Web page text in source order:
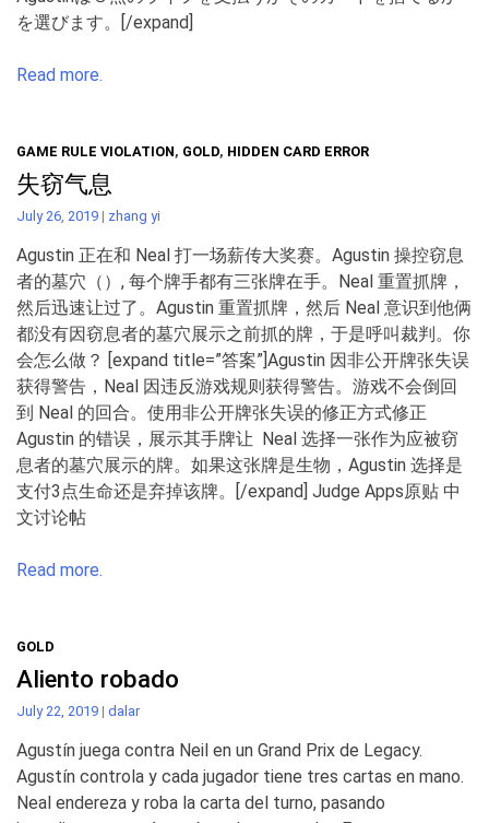
を選びます。[/expand]
Read more.
GAME RULE VIOLATION, GOLD, HIDDEN CARD ERROR
失窃气息
July 26, 2019 | zhang yi
Agustin 正在和 Neal 打一场薪传大奖赛。Agustin 操控窃息
者的墓穴（）, 每个牌手都有三张牌在手。Neal 重置抓牌，
然后迅速让过了。Agustin 重置抓牌，然后 Neal 意识到他俩
都没有因窃息者的墓穴展示之前抓的牌，于是呼叫裁判。你
会怎么做？ [expand title=”答案”]Agustin 因非公开牌张失误
获得警告，Neal 因违反游戏规则获得警告。游戏不会倒回
到 Neal 的回合。使用非公开牌张失误的修正方式修正
Agustin 的错误，展示其手牌让 Neal 选择一张作为应被窃
息者的墓穴展示的牌。如果这张牌是生物，Agustin 选择是
支付3点生命还是弃掉该牌。[/expand] Judge Apps原贴 中
文讨论帖
Read more.
GOLD
Aliento robado
July 22, 2019 | dalar
Agustín juega contra Neil en un Grand Prix de Legacy.
Agustín controla y cada jugador tiene tres cartas en mano.
Neal endereza y roba la carta del turno, pasando